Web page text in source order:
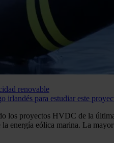
renovable
para estudiar este
los proyectos HVDC de la
energía eólica marina. La